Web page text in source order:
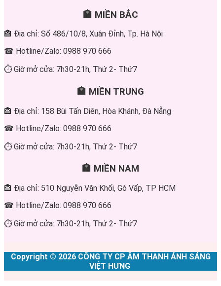
🏣 MIỀN BẮC
🏤 Địa chỉ: Số 486/10/8, Xuân Đỉnh, Tp. Hà Nội
☎ Hotline/Zalo: 0988 970 666
⏱ Giờ mở cửa: 7h30-21h, Thứ 2- Thứ7
🏣 MIỀN TRUNG
🏤 Địa chỉ: 158 Bùi Tấn Diên, Hòa Khánh, Đà Nẵng
☎ Hotline/Zalo: 0988 970 666
⏱ Giờ mở cửa: 7h30-21h, Thứ 2- Thứ7
🏣 MIỀN NAM
🏤 Địa chỉ: 510 Nguyễn Văn Khối, Gò Vấp, TP HCM
☎ Hotline/Zalo: 0988 970 666
⏱ Giờ mở cửa: 7h30-21h, Thứ 2- Thứ7
Copyright © 2026 CÔNG TY CP ÂM THANH ÁNH SÁNG
VIỆT HƯNG